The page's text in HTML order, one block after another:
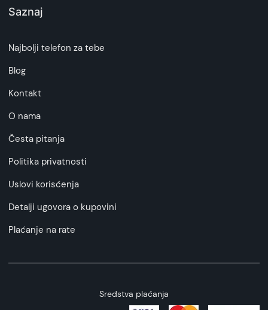
Saznaj
Najbolji telefon za tebe
Blog
Kontakt
O nama
Česta pitanja
Politika privatnosti
Uslovi korisćenja
Detalji ugovora o kupovini
Plaćanje na rate
Sredstva plaćanja